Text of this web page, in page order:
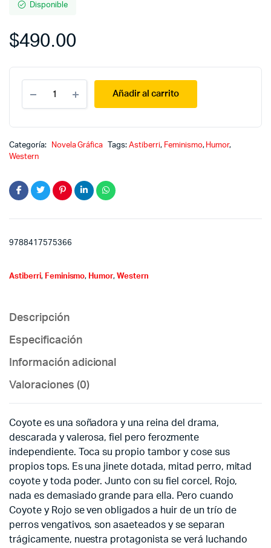
Disponible
$490.00
Doggirl
quantity
Añadir al carrito
Categoría: Novela Gráfica Tags:Astiberri, Feminismo, Humor,
Western
9788417575366
Astiberri, Feminismo, Humor,Western
Descripción
Especificación
Información adicional
Valoraciones (0)
Coyote es una soñadora y una reina del drama,
descarada y valerosa, fiel pero ferozmente
independiente. Toca su propio tambor y cose sus
propios tops. Es una jinete dotada, mitad perro, mitad
coyote y toda poder. Junto con su fiel corcel, Rojo,
nada es demasiado grande para ella. Pero cuando
Coyote y Rojo se ven obligados a huir de un trío de
perros vengativos, son asaeteados y se separan
trágicamente, nuestra protagonista se verá luchando